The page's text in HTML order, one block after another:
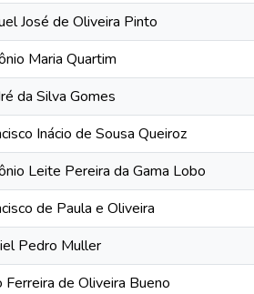
José de Oliveira Pinto
Maria Quartim
da Silva Gomes
Inácio de Sousa Queiroz
Leite Pereira da Gama Lobo
de Paula e Oliveira
Pedro Muller
Ferreira de Oliveira Bueno